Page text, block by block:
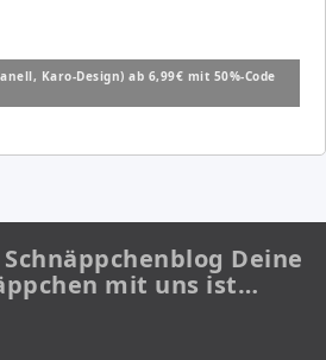
Karo-Design) ab 6,99€ mit 50%-Code
Deine
mit uns ist…